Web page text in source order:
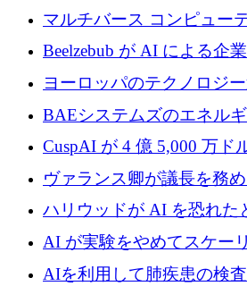
ン コンピューティングに
ビジョン
マルチバース コンピュー
ンドで最大 5 億 7,000 万ド
Beelzebub が AI による企
のために 300 万ユーロを
ヨーロッパのテクノロジ
上の取引に 10 億ユーロ以
BAEシステムズのエネル
子力タービンが1500万ポ
テルスから浮上
CuspAI が 4 億 5,000 万ド
Resist.UA が 5,000 万ユー
げ、DSIT が廃止される
ヴァランス卿が議長を務
スクフォースが発足
ハリウッドが AI を恐れた
代わりにプリプロダクシ
AI が実験をやめてスケー
AIを利用して肺疾患の検